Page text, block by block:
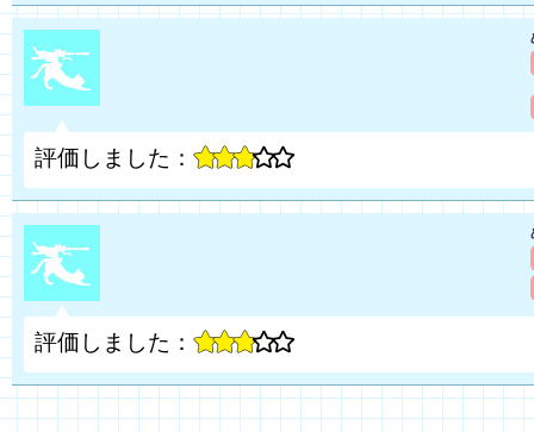
評価しました：
評価しました：